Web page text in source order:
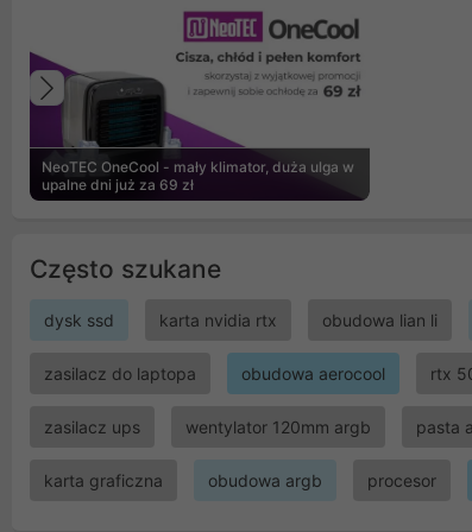
NeoTEC OneCool - mały klimator, duża ulga w
upalne dni już za 69 zł
Poprzedni
Często szukane
dysk ssd karta nvidia rtx obudowa lian li
zasilacz do laptopa obudowa aerocool rtx
zasilacz ups wentylator 120mm argb pasta
karta graficzna obudowa argb procesor